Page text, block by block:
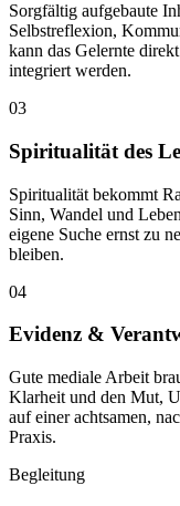
Sorgfältig aufgebaute
Selbstreflexion,
kann das Gelernte
integriert werden.
03
Spiritualität des
Spiritualität bekommt
Sinn, Wandel und
eigene Suche ernst zu
bleiben.
04
Evidenz &
Gute mediale Arbeit
Klarheit und den Mut,
auf einer achtsamen,
Praxis.
Begleitung